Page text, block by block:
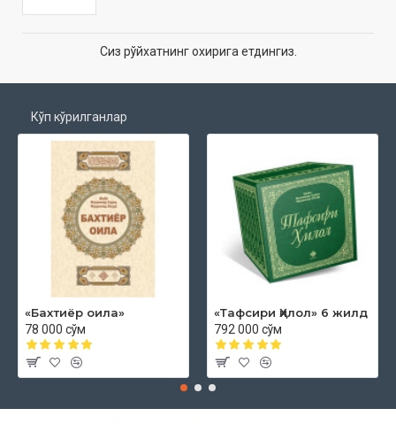
Сиз рўйхатнинг охирига етдингиз.
Кўп кўрилганлар
«Бахтиёр оила»
78 000 сўм
«Тафсири Ҳилол» 6 жилд
792 000 сўм